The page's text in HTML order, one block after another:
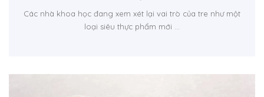
Các nhà khoa học đang xem xét lại vai trò của tre như một
loại siêu thực phẩm mới ...